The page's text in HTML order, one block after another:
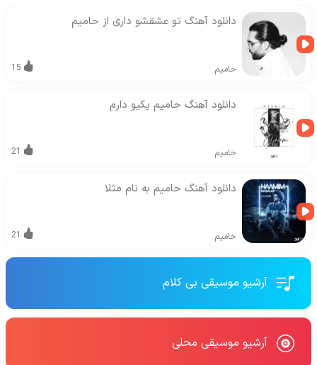
دانلود آهنگ تو عشقشو داری از حامیم
حامیم 15
دانلود آهنگ حامیم یکیو دارم
حامیم 21
دانلود آهنگ حامیم به نام مثلا
حامیم 21
آرشیو موسیقی بی کلام
آرشیو موسیقی محلی